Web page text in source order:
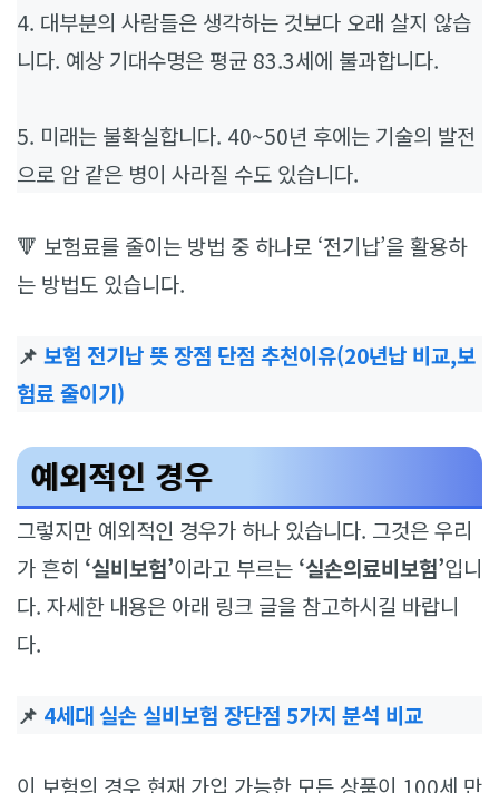
4. 대부분의 사람들은 생각하는 것보다 오래 살지 않습
니다. 예상 기대수명은 평균 83.3세에 불과합니다.
5. 미래는 불확실합니다. 40~50년 후에는 기술의 발전
으로 암 같은 병이 사라질 수도 있습니다.
🔻 보험료를 줄이는 방법 중 하나로 ‘전기납’을 활용하
는 방법도 있습니다.
📌 보험 전기납 뜻 장점 단점 추천이유(20년납 비교,보
험료 줄이기)
예외적인 경우
그렇지만 예외적인 경우가 하나 있습니다. 그것은 우리
가 흔히 ‘실비보험’이라고 부르는 ‘실손의료비보험’입니
다. 자세한 내용은 아래 링크 글을 참고하시길 바랍니
다.
📌 4세대 실손 실비보험 장단점 5가지 분석 비교
이 보험의 경우 현재 가입 가능한 모든 상품이 100세 만